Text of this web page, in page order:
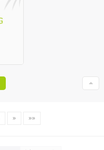
» »»